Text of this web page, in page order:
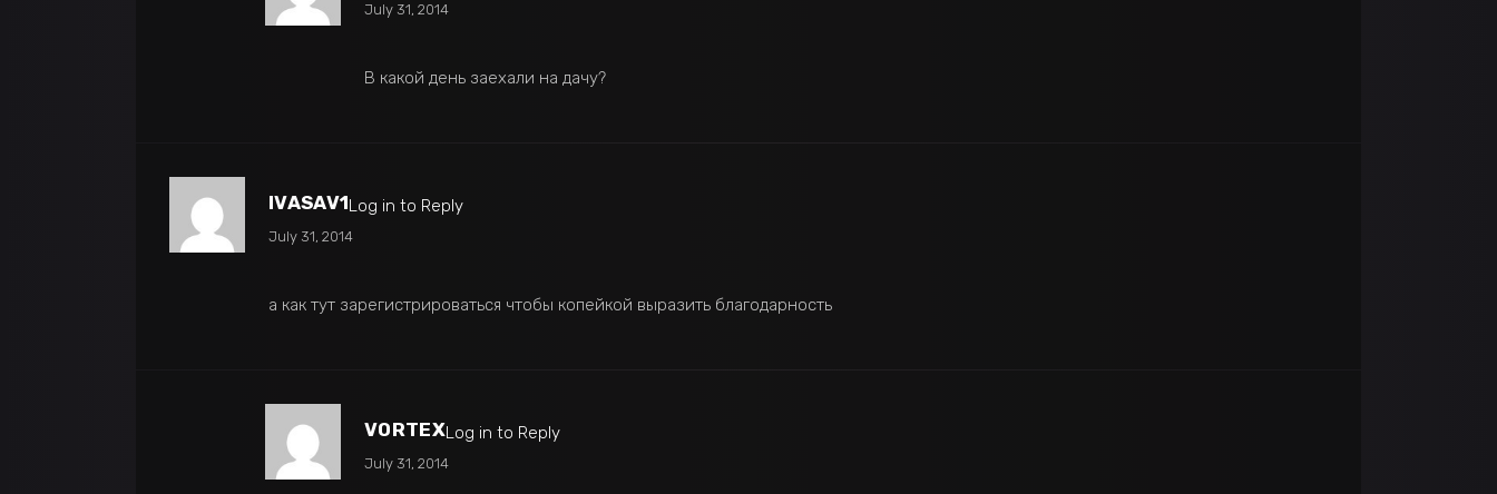
July 31, 2014
В какой день заехали на дачу?
IVASAV1Log in to Reply
July 31, 2014
а как тут зарегистрироваться чтобы копейкой выразить благодарность
VORTEXLog in to Reply
July 31, 2014